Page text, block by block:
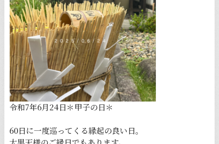
令和7年6月24日＊甲子の日＊
60日に一度巡ってくる縁起の良い日。